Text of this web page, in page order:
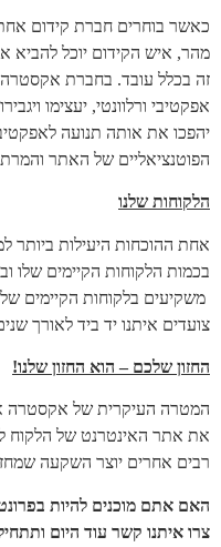
כאשר בוחרים חברת קידום
מהר, איש הקידום יוכל להביא
זה בכלל עובד. בחברת
אפקטיבי ורלוונטי, יעצימו
יהפכו את אותה תנועה
הפוטנציאליים של האתר
הלקוחות שלנו
אחת ההוכחות היעילות
בכמות הלקוחות הקיימים שלו
משקיעים בלקוחות הקיימים
צועדים איתנו יד ביד לאורך
החזון שלכם – הוא החזון שלנו!
המטרה העיקרית של אקסטרה
את אתר האינטרנט של הלקוח
רבים אחרים יוצר השקעה
האם אתם מוכנים להיות
צרו איתנו קשר עוד היום